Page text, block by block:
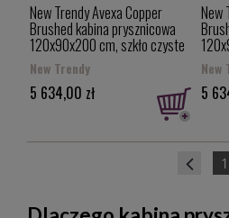
New Trendy Avexa Copper
Brushed kabina prysznicowa
120x90x200 cm, szkło czyste
6mm, wersja lewa, profil miedź
(copper brushed), Active
Shield, EXK-3571
New Trendy
5 634,00 zł
New
New
5
1